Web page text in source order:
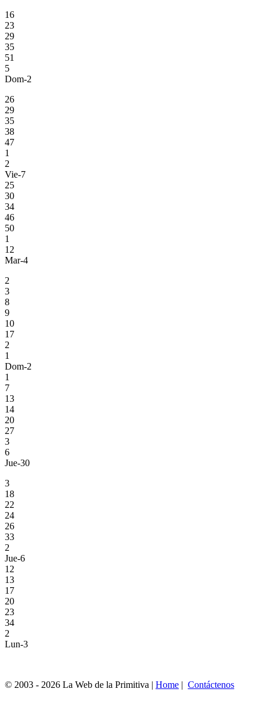
16
23
29
35
51
5
Dom-2
26
29
35
38
47
1
2
Vie-7
25
30
34
46
50
1
12
Mar-4
2
3
8
9
10
17
2
1
Dom-2
1
7
13
14
20
27
3
6
Jue-30
3
18
22
24
26
33
2
Jue-6
12
13
17
20
23
34
2
Lun-3
© 2003 - 2026 La Web de la Primitiva | Home | Contáctenos